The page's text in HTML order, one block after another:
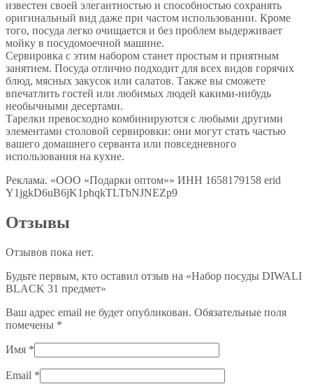
известен своей элегантностью и способностью сохранять
оригинальный вид даже при частом использовании. Кроме
того, посуда легко очищается и без проблем выдерживает
мойку в посудомоечной машине.
Сервировка с этим набором станет простым и приятным
занятием. Посуда отлично подходит для всех видов горячих
блюд, мясных закусок или салатов. Также вы сможете
впечатлить гостей или любимых людей какими-нибудь
необычными десертами.
Тарелки превосходно комбинируются с любыми другими
элементами столовой сервировки: они могут стать частью
вашего домашнего серванта или повседневного
использования на кухне.
Реклама. «ООО «Подарки оптом»» ИНН 1658179158 erid
Y1jgkD6uB6jK1phqkTLTbNJNEZp9
Отзывы
Отзывов пока нет.
Будьте первым, кто оставил отзыв на «Набор посуды DIWALI
BLACK 31 предмет»
Ваш адрес email не будет опубликован. Обязательные поля
помечены *
Имя *
Email *